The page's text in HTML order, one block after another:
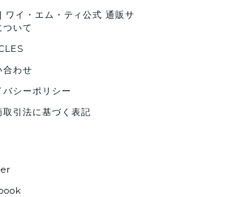
ワイ・エム・ティ公式 通販サ
ついて
合わせ
バシーポリシー
取引法に基づく表記